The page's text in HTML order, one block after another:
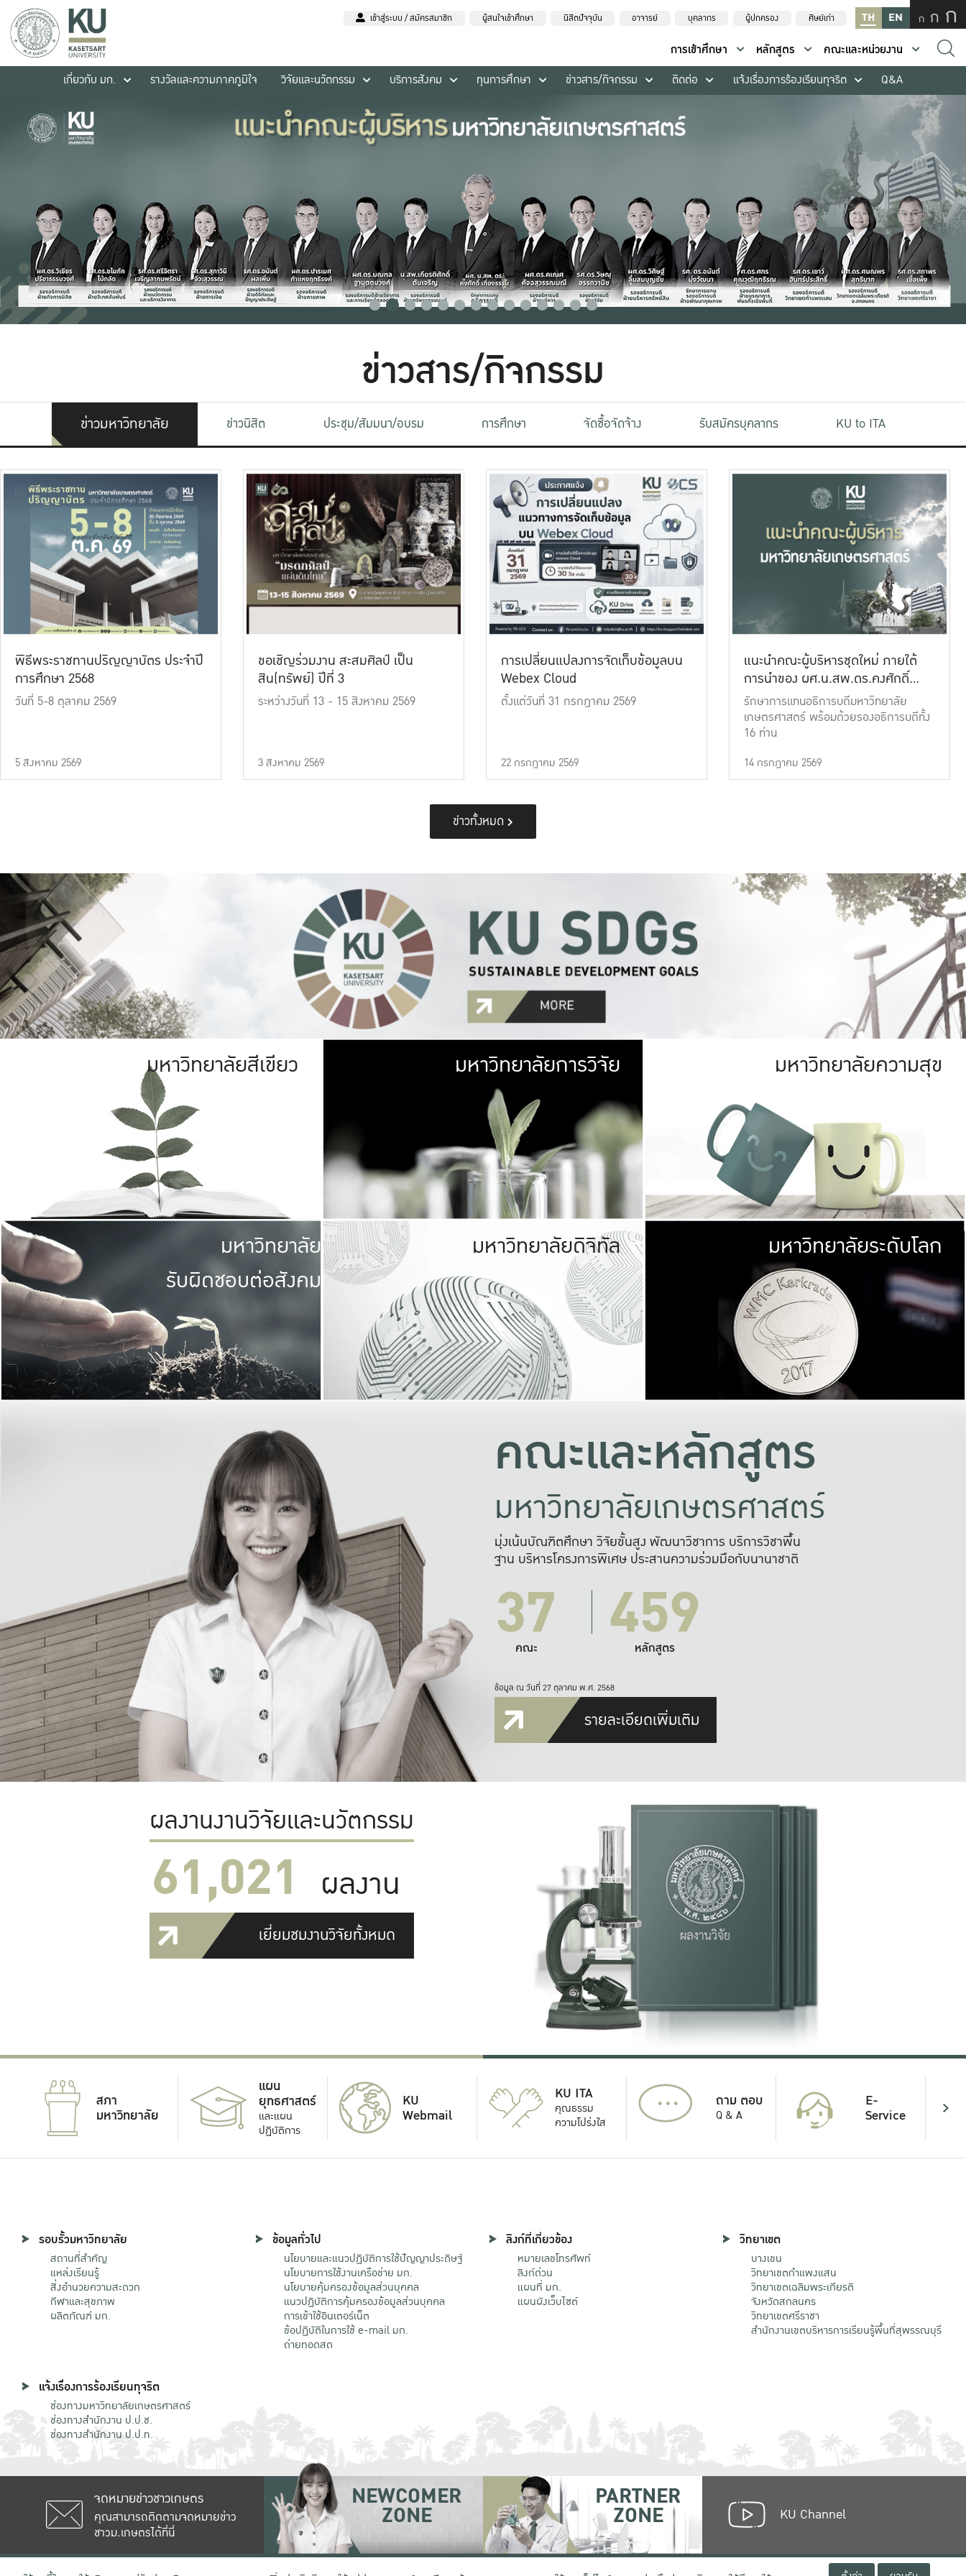
เข้าสู่ระบบ / สมัครสมาชิก ผู้สนใจเข้าศึกษา นิสิตปัจจุบัน อาจารย์ บุคลากร ผู้ปกครอง ศิษย์เก่า TH EN ก ก ก
การเข้าศึกษา หลักสูตร
คณะและหน่วยงาน
เกี่ยวกับ มก.
รางวัลและความภาคภูมิใจ วิจัยและนวัตกรรม บริการสังคม ทุนการศึกษา ข่าวสาร/กิจกรรม ติดต่อ แจ้งเรื่องการร้องเรียนทุจริต Q&A
ข่าวสาร/กิจกรรม
ข่าวมหาวิทยาลัย ข่าวนิสิต ประชุม/สัมมนา/อบรม การศึกษา จัดซื้อจัดจ้าง รับสมัครบุคลากร KU to ITA
พิธีพระราชทานปริญญาบัตร ประจำปี
การศึกษา 2568
วันที่ 5-8 ตุลาคม 2569
5 สิงหาคม 2569
ขอเชิญร่วมงาน สะสมศิลป์ เป็น
สิน(ทรัพย์) ปีที่ 3
ระหว่างวันที่ 13 - 15 สิงหาคม 2569
3 สิงหาคม 2569
การเปลี่ยนแปลงการจัดเก็บข้อมูลบน
Webex Cloud
ตั้งแต่วันที่ 31 กรกฎาคม 2569
22 กรกฎาคม 2569
แนะนำคณะผู้บริหารชุดใหม่ ภายใต้
การนำของ ผศ.น.สพ.ดร.คงศักดิ์
เที่ยงธรรม
รักษาการแทนอธิการบดีมหาวิทยาลัย
เกษตรศาสตร์ พร้อมด้วยรองอธิการบดีทั้ง
16 ท่าน
14 กรกฎาคม 2569
ข่าวทั้งหมด
มหาวิทยาลัยสีเขียว มหาวิทยาลัย
เกษตรศาสตร์ มีพื้นที่เขียวสดใส หนาแน่น
เป็นป่าในเมือง (URBAN FOREST)
เกษตรในเมือง (URBAN AGRICULTURE)
ที่นับรวมกันได้ประมาณ 1,400 ไร่
มหาวิทยาลัยการวิจัย มหาวิทยาลัย
ให้กับประชาชน
มหาวิทยาลัยความสุข
มหาวิทยาลัย
รับผิดชอบต่อสังคม
มหาวิทยาลัยรับผิดชอบต่อสังคม
ร่วมมือกับชุมชน เพื่อความกินดีอยู่ดี
และความสุขอย่างยั่งยืน
มองปัญหาในภาพกว้าง
แก้ไขจากปัญหาจุดเล็กๆ
มหาวิทยาลัยดิจิทัล มหาวิทยา
พร้อมที่จ
และผลักดันในการใช้ระบบส
เพื่อการทำงานแ
มหาวิทยาลัยระดับโลก
คณะและหลักสูตร
มหาวิทยาลัยเกษตรศาสตร์
มุ่งเน้นบัณฑิตศึกษา วิจัยขั้นสูง พัฒนาวิชาการ บริการวิชาพื้น
ฐาน บริหารโครงการพิเศษ ประสานความร่วมมือกับนานาชาติ
37
คณะ 459
หลักสูตร
ข้อมูล ณ วันที่ 27 ตุลาคม พ.ศ. 2568
รายละเอียดเพิ่มเติม
ผลงานงานวิจัยและนวัตกรรม
61,022 ผลงาน
เยี่ยมชมงานวิจัยทั้งหมด
สภา
มหาวิทยาลัย
แผน
ยุทธศาสตร์
และแผน
ปฏิบัติการ
KU
Webmail
KU ITA
คุณธรรม
ความโปร่งใส
... ถาม ตอบ
Q & A
E-
Service
รอบรั้วมหาวิทยาลัย
สถานที่สำคัญ
แหล่งเรียนรู้
สิ่งอำนวยความสะดวก
กีฬาและสุขภาพ
ผลิตภัณฑ์ มก.
ข้อมูลทั่วไป
นโยบายและแนวปฏิบัติการใช้ปัญญาประดิษฐ์
นโยบายการใช้งานเครือข่าย มก.
นโยบายคุ้มครองข้อมูลส่วนบุคคล
แนวปฏิบัติการคุ้มครองข้อมูลส่วนบุคคล
การเข้าใช้อินเตอร์เน็ต
ข้อปฏิบัติในการใช้ e-mail มก.
ถ่ายทอดสด
ลิงก์ที่เกี่ยวข้อง
หมายเลขโทรศัพท์
ลิงก์ด่วน
แผนที่ มก.
แผนผังเว็บไซต์
วิทยาเขต
บางเขน
วิทยาเขตกําแพงแสน
วิทยาเขตเฉลิมพระเกียรติ
จังหวัดสกลนคร
วิทยาเขตศรีราชา
สำนักงานเขตบริหารการเรียนรู้พื้นที่สุพรรณบุรี
แจ้งเรื่องการร้องเรียนทุจริต
ช่องทางมหาวิทยาลัยเกษตรศาสตร์
ช่องทางสำนักงาน ป.ป.ช.
ช่องทางสำนักงาน ป.ป.ท.
จดหมายข่าวชาวเกษตร
คุณสามารถติดตามจดหมายข่าว
ชาวม.เกษตรได้ที่นี่
NEWCOMER
ZONE
PARTNER
ZONE KU Channel